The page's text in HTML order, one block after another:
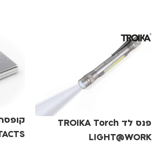
פנס לד TROIKA Torch
LIGHT@WORK